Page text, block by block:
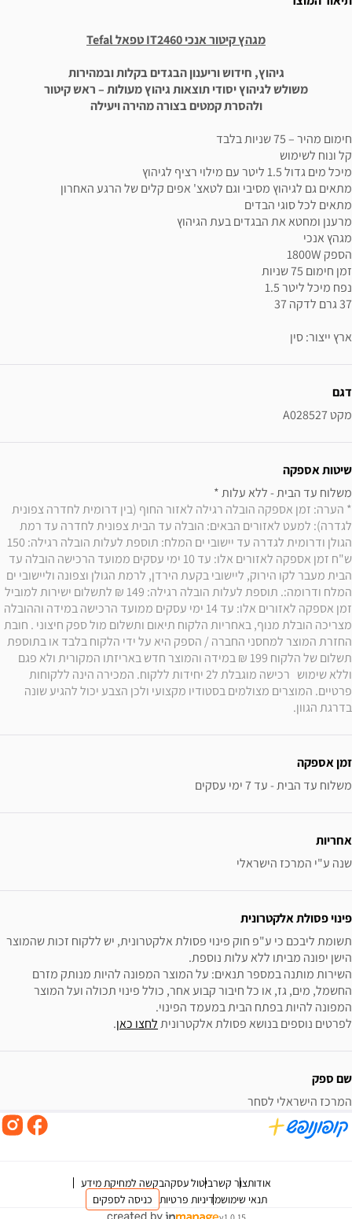
מגהץ קיטור אנכי IT2460 טפאל Tefal
גיהוץ, חידוש וריענון הבגדים בקלות ובמהירות
משולש לגיהוץ יסודי תוצאות גיהוץ מעולות – ראש קיטור
ולהסרת קמטים בצורה מהירה ויעילה
חימום מהיר – 75 שניות בלבד
קל ונוח לשימוש
מיכל מים גדול 1.5 ליטר עם מילוי רציף לגיהוץ
מתאים גם לגיהוץ מסיבי וגם לטאצ' אפים קלים של הרגע האחרון
מתאים לכל סוגי הבדים
מרענן ומחטא את הבגדים בעת הגיהוץ
מגהץ אנכי
הספק 1800W
זמן חימום 75 שניות
נפח מיכל ליטר 1.5
37 גרם לדקה 37
ארץ ייצור: סין
דגם
מקט A028527
שיטות אספקה
משלוח עד הבית - ללא עלות *
בדרגת הגוון.
זמן אספקה
משלוח עד הבית - עד 7 ימי עסקים
אחריות
שנה ע"י המרכז הישראלי
פינוי פסולת אלקטרונית
לפרטים נוספים בנושא פסולת אלקטרונית לחצו כאן.
שם ספק
המרכז הישראלי לסחר
אודותצור קשרביטול עסקהבקשה למחיקת מידע
תנאי שימושמדיניות פרטיות כניסה לספקים